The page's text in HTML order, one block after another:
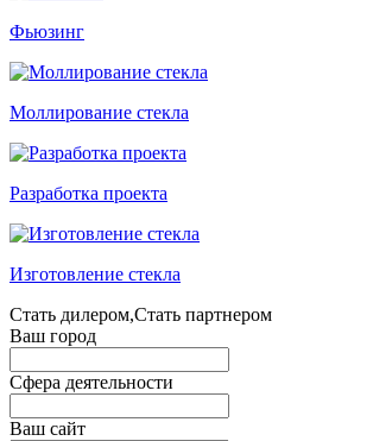
Фьюзинг
Моллирование стекла
Разработка проекта
Изготовление стекла
Стать дилером,Стать партнером
Ваш город
Сфера деятельности
Ваш сайт